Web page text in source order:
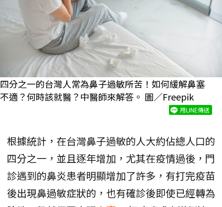
四分之一的台灣人常為鼻子過敏所苦！如何緩解鼻塞
不適？何時該就醫？中醫師來解答。 圖／Freepik
用LINE傳送
根據統計，在台灣鼻子過敏的人大約佔總人口的
四分之一，並且逐年增加，尤其在疫情過後，門
診遇到的鼻炎患者明顯增加了許多，有打完疫苗
後出現鼻過敏症狀的，也有確診後即使已經轉為